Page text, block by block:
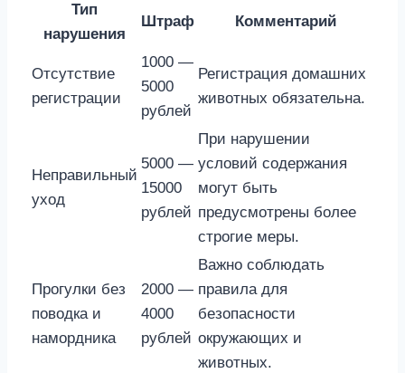
Тип
нарушения
Штраф Комментарий
Отсутствие
регистрации
1000 —
5000
рублей
Регистрация домашних
животных обязательна.
Неправильный
уход
5000 —
15000
рублей
При нарушении
условий содержания
могут быть
предусмотрены более
строгие меры.
Прогулки без
поводка и
намордника
2000 —
4000
рублей
Важно соблюдать
правила для
безопасности
окружающих и
животных.